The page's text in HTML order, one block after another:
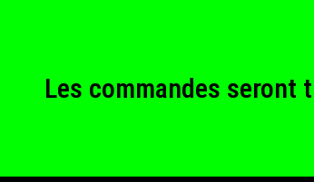
Les commandes seront